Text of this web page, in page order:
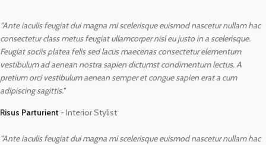
"Ante iaculis feugiat dui magna mi scelerisque euismod nascetur nullam hac
consectetur class metus feugiat ullamcorper nisl eu justo in a scelerisque.
Feugiat sociis platea felis sed lacus maecenas consectetur elementum
vestibulum ad aenean nostra sapien dictumst condimentum lectus. A
pretium orci vestibulum aenean semper et congue sapien erat a cum
adipiscing sagittis."
Risus Parturient Interior Stylist
"Ante iaculis feugiat dui magna mi scelerisque euismod nascetur nullam hac